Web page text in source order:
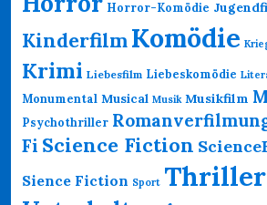
Horror-Komödie
KinderfilmKomödie
Krimi Liebesfilm Liebeskomödie
Monumental Musical Musik Musikfilm
Psychothriller
Fi Science Fiction
Sience Fiction Sport Thriller